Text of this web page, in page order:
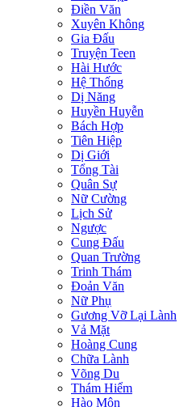
Điền Văn
Xuyên Không
Gia Đấu
Truyện Teen
Hài Hước
Hệ Thống
Dị Năng
Huyền Huyễn
Bách Hợp
Tiên Hiệp
Dị Giới
Tổng Tài
Quân Sự
Nữ Cường
Lịch Sử
Ngược
Cung Đấu
Quan Trường
Trinh Thám
Đoản Văn
Nữ Phụ
Gương Vỡ Lại Lành
Vả Mặt
Hoàng Cung
Chữa Lành
Võng Du
Thám Hiểm
Hào Môn